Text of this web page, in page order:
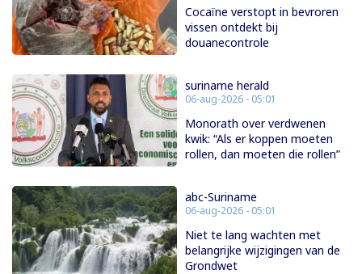
Cocaïne verstopt in bevroren
vissen ontdekt bij
douanecontrole
suriname herald
06-aug-2026 - 05:01
Monorath over verdwenen
kwik: “Als er koppen moeten
rollen, dan moeten die rollen”
abc-Suriname
06-aug-2026 - 05:01
Niet te lang wachten met
belangrijke wijzigingen van de
Grondwet